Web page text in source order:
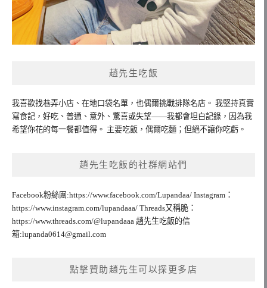
趙先生吃飯
我喜歡找巷弄小店、在地口袋名單，也偶爾挑戰排隊名店。 我堅持真實
寫食記，好吃、普通、意外、驚喜或失望——我都會坦白記錄，因為我
希望你花的每一餐都值得。 主要吃飯，偶爾吃麵；但絕不讓你吃虧。
趙先生吃飯的社群網站們
Facebook粉絲團:https://www.facebook.com/Lupandaa/ Instagram：
https://www.instagram.com/lupandaaa/ Threads又稱脆：
https://www.threads.com/@lupandaaa 趙先生吃飯的信
箱:lupanda0614@gmail.com
點擊贊助趙先生可以探更多店